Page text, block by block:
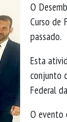
O
Curso de
passado.
Esta
conjunto
Federal
O evento